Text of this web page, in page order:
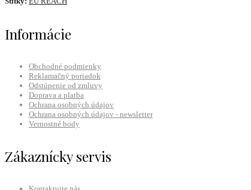
Informácie
Obchodné podmienky
Reklamačný poriadok
Odstúpenie od zmluvy
Doprava a platba
Ochrana osobných údajov
Ochrana osobných údajov - newsletter
Vernostné body
Zákaznícky servis